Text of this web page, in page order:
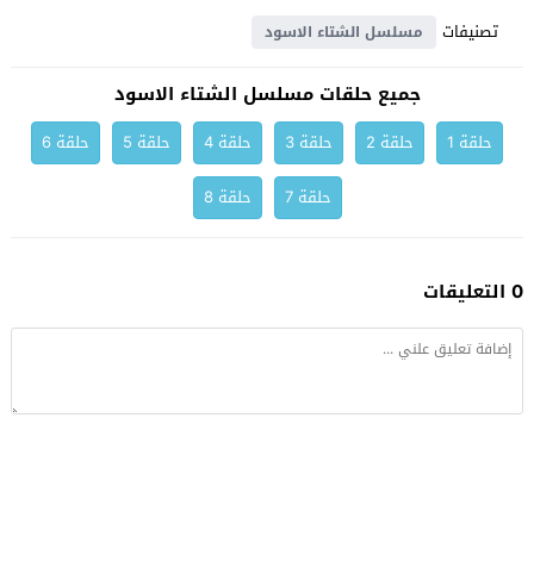
تصنيفات
مسلسل الشتاء الاسود
جميع حلقات مسلسل الشتاء الاسود
حلقة 1 حلقة 2 حلقة 3 حلقة 4 حلقة 5
حلقة 6
حلقة 7
حلقة 8
0 التعليقات